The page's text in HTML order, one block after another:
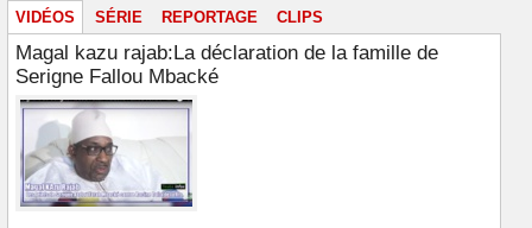
VIDÉOS SÉRIE REPORTAGE CLIPS
Magal kazu rajab:La déclaration de la famille de
Serigne Fallou Mbacké